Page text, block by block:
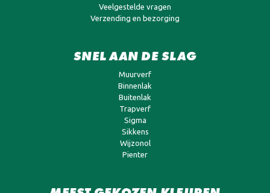
Veelgestelde vragen
Verzending en bezorging
SNEL AAN DE SLAG
Muurverf
Binnenlak
Buitenlak
Trapverf
Sigma
Sikkens
Wijzonol
Pienter